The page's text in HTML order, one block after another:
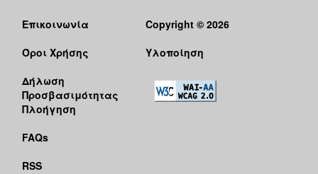
Επικοινωνία
Όροι Χρήσης
Δήλωση
Προσβασιμότητας
Πλοήγηση
FAQs
RSS
Copyright © 2026
Υλοποίηση